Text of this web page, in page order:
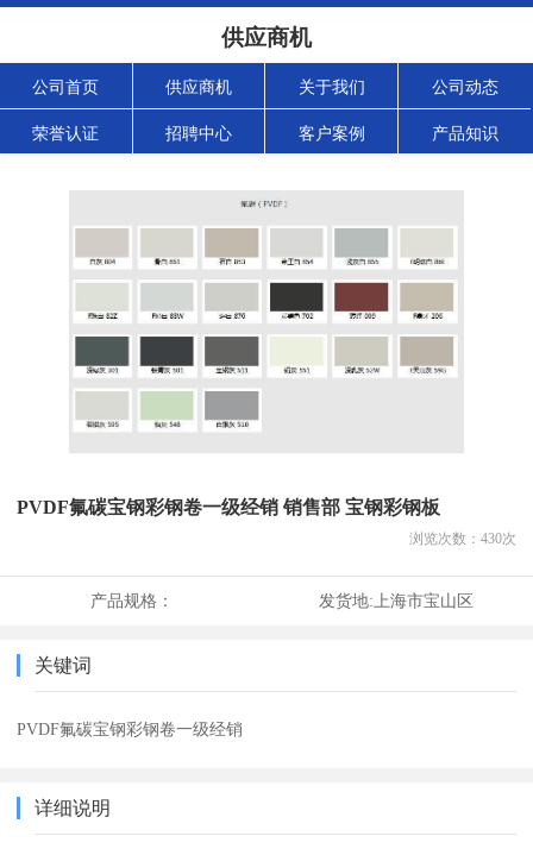
供应商机
公司首页 供应商机 关于我们 公司动态
荣誉认证 招聘中心 客户案例 产品知识
PVDF氟碳宝钢彩钢卷一级经销 销售部 宝钢彩钢板
浏览次数： 430次
产品规格： 发货地: 上海市宝山区
关键词
PVDF氟碳宝钢彩钢卷一级经销
详细说明